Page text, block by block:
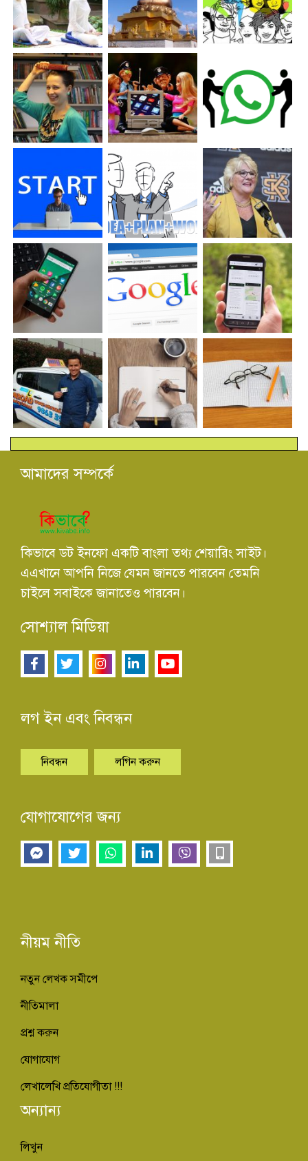
আমাদের সম্পর্কে
কিভাবে ডট ইনফো একটি বাংলা তথ্য শেয়ারিং সাইট।
এএখানে আপনি নিজে যেমন জানতে পারবেন তেমনি
চাইলে সবাইকে জানাতেও পারবেন।
সোশ্যাল মিডিয়া
লগ ইন এবং নিবন্ধন
নিবন্ধন লগিন করুন
যোগাযোগের জন্য
নীয়ম নীতি
নতুন লেখক সমীপে
নীতিমালা
প্রশ্ন করুন
যোগাযোগ
লেখালেখি প্রতিযোগীতা !!!
অন্যান্য
লিখুন